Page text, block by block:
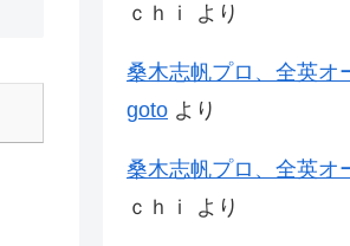
ｃｈｉ
より
桑木志帆プロ、全英オ
goto より
桑木志帆プロ、全英オ
ｃｈｉ
より